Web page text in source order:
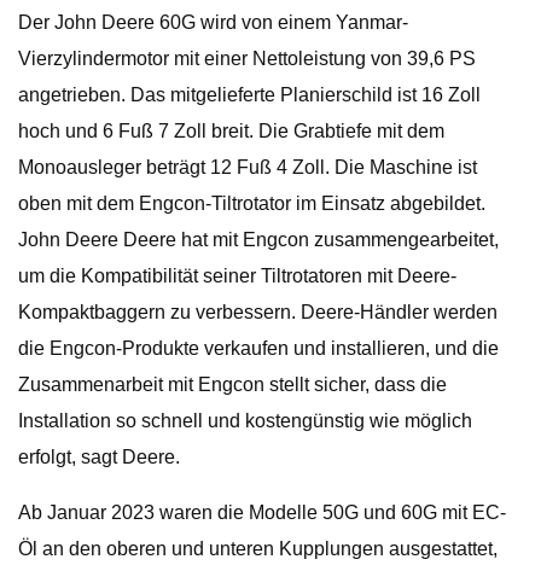
Der John Deere 60G wird von einem Yanmar-
Vierzylindermotor mit einer Nettoleistung von 39,6 PS
angetrieben. Das mitgelieferte Planierschild ist 16 Zoll
hoch und 6 Fuß 7 Zoll breit. Die Grabtiefe mit dem
Monoausleger beträgt 12 Fuß 4 Zoll. Die Maschine ist
oben mit dem Engcon-Tiltrotator im Einsatz abgebildet.
John Deere Deere hat mit Engcon zusammengearbeitet,
um die Kompatibilität seiner Tiltrotatoren mit Deere-
Kompaktbaggern zu verbessern. Deere-Händler werden
die Engcon-Produkte verkaufen und installieren, und die
Zusammenarbeit mit Engcon stellt sicher, dass die
Installation so schnell und kostengünstig wie möglich
erfolgt, sagt Deere.
Ab Januar 2023 waren die Modelle 50G und 60G mit EC-
Öl an den oberen und unteren Kupplungen ausgestattet,